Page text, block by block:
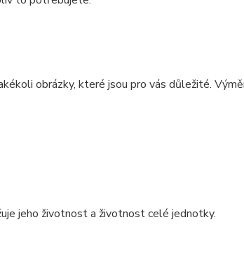
obrázky, které jsou pro vás důležité.
jeho životnost a životnost celé jednotky.